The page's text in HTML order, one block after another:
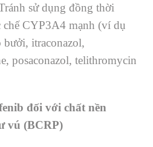
sử dụng đồng thời
chế CYP3A4 mạnh (ví dụ
itraconazol,
posaconazol, telithromycin
đối với chất nền
vú (BCRP)